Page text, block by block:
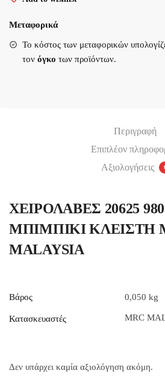
MRC
ποσότητα
Μεταφορικά
Το κόστος των μεταφορικών
τον όγκο των προϊόντων.
Περιγραφή
Επιπλέον
Αξιολογήσεις
ΧΕΙΡΟΛΑΒΕΣ 20625
ΜΠΙΜΠΙΚΙ ΚΛΕΙΣΤΗ
MALAYSIA
Βάρος 0,050 kg
Κατασκευαστές MRC
Δεν υπάρχει καμία αξιολόγηση ακόμη.